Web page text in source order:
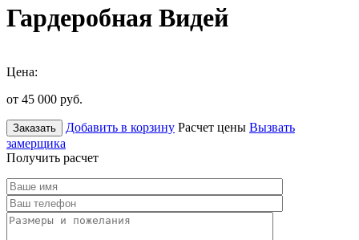
Гардеробная Видей
Цена:
от 45 000 руб.
Заказать Добавить в корзину Расчет цены Вызвать
замерщика
Получить расчет